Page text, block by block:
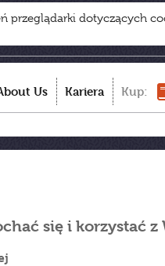
przeglądarki dotyczących
Us Kariera Kup:
się i korzystać